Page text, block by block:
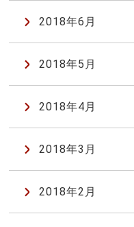
2018年6月
2018年5月
2018年4月
2018年3月
2018年2月